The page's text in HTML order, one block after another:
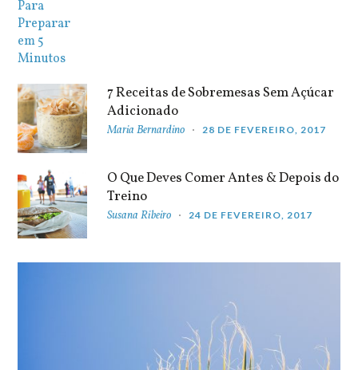
7 Receitas de Sobremesas Sem Açúcar
Adicionado
Maria Bernardino 28 DE FEVEREIRO, 2017
O Que Deves Comer Antes & Depois do
Treino
Susana Ribeiro 24 DE FEVEREIRO, 2017